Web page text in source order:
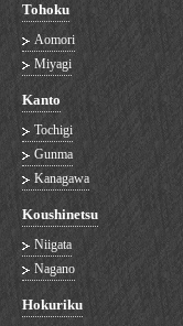
Tohoku
Aomori
Miyagi
Kanto
Tochigi
Gunma
Kanagawa
Koushinetsu
Niigata
Nagano
Hokuriku